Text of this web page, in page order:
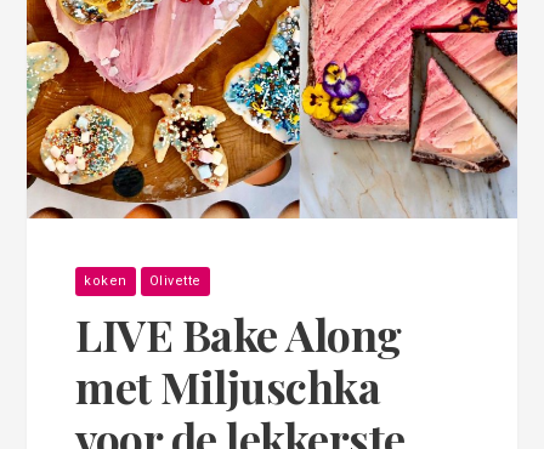
koken Olivette
LIVE Bake Along
met Miljuschka